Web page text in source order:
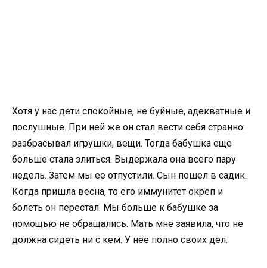
Хотя у нас дети спокойные, не буйные, адекватные и
послушные. При ней же он стал вести себя странно:
разбрасывал игрушки, вещи. Тогда бабушка еще
больше стала злиться. Выдержала она всего пару
недель. Затем мы ее отпустили. Сын пошел в садик.
Когда пришла весна, то его иммунитет окреп и
болеть он перестал. Мы больше к бабушке за
помощью не обращались. Мать мне заявила, что не
должна сидеть ни с кем. У нее полно своих дел.